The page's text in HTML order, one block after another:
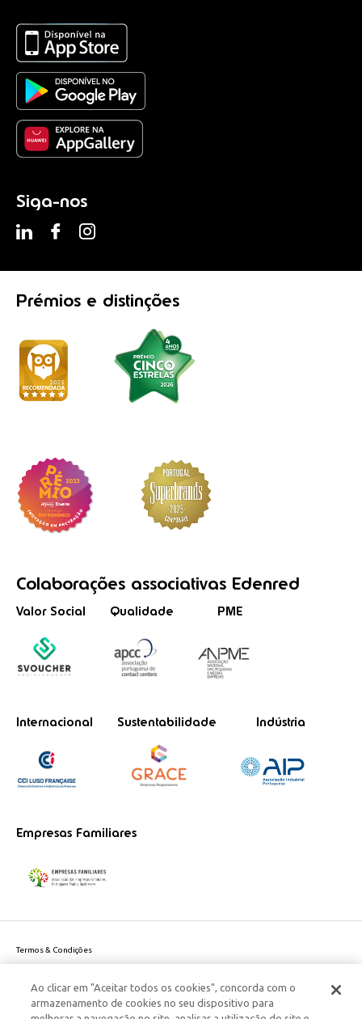
Siga-nos
Prémios e distinções
Colaborações associativas Edenred
Valor Social Qualidade PME
Internacional Sustentabilidade Indústria
Empresas Familiares
Termos & Condições
Politica de Cookies
Política de Privacidade Dados Pessoais
Ao clicar em "Aceitar todos os cookies", concorda com o
armazenamento de cookies no seu dispositivo para